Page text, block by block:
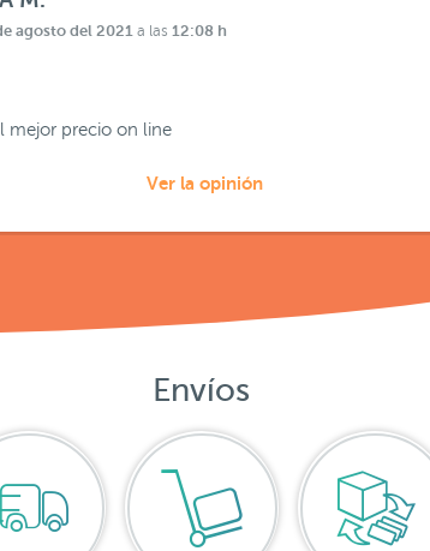
agosto del 2021 a las 12:08 h
mejor precio on line
Ver la opinión
Envíos